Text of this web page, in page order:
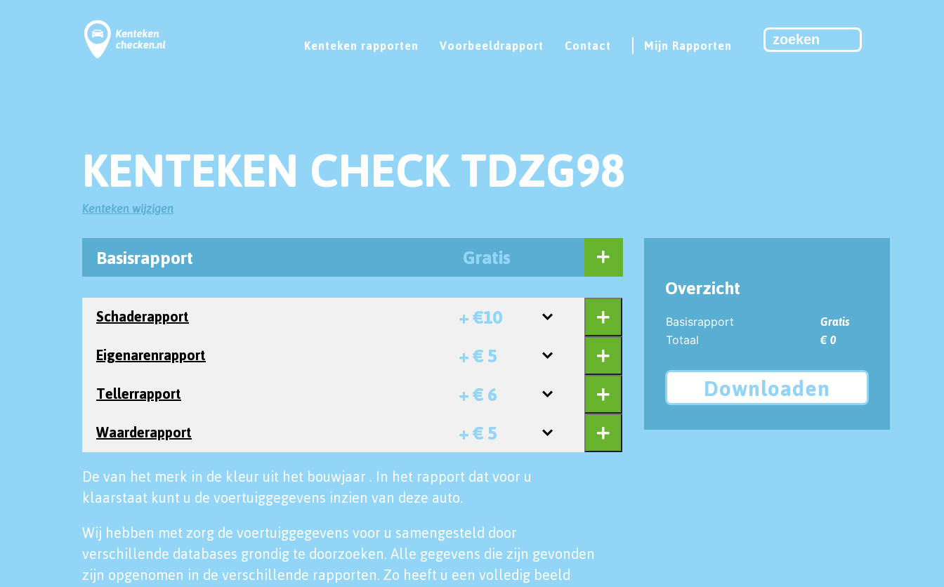
Kenteken rapporten Voorbeeldrapport Contact Mijn Rapporten
KENTEKEN CHECK TDZG98
Kenteken wijzigen
Basisrapport Gratis
Schaderapport + €10
Eigenarenrapport + € 5
Tellerrapport + € 6
Waarderapport + € 5
De van het merk in de kleur uit het bouwjaar . In het rapport dat voor u
klaarstaat kunt u de voertuiggegevens inzien van deze auto.
Wij hebben met zorg de voertuiggegevens voor u samengesteld door
verschillende databases grondig te doorzoeken. Alle gegevens die zijn gevonden
zijn opgenomen in de verschillende rapporten. Zo heeft u een volledig beeld
Overzicht
Basisrapport
Gratis
Totaal
€ 0
Downloaden